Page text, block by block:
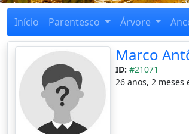
Início Parentesco Árvore
Marco
ID: #21071
26 anos, 2 meses